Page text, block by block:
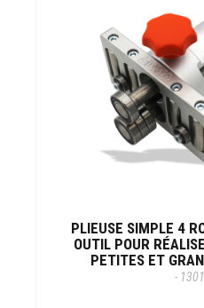
PLIEUSE SIMPLE 4
OUTIL POUR
PETITES ET
-